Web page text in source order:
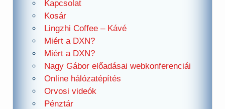
Kapcsolat
Kosár
Lingzhi Coffee – Kávé
Miért a DXN?
Miért a DXN?
Nagy Gábor előadásai webkonferenciái
Online hálózatépítés
Orvosi videók
Pénztár